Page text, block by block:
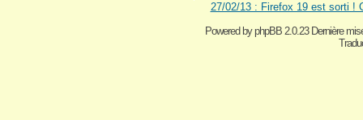
27/02/13 : Firefox 19 est sorti !
Powered byphpBB 2.0.23 Dernière